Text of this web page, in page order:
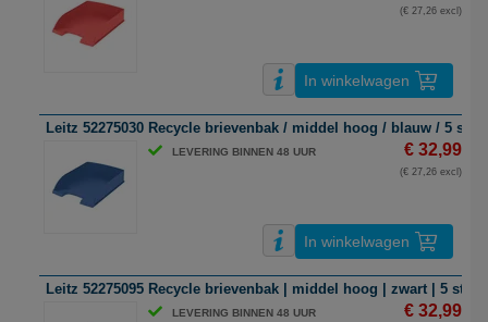
(€ 27,26 excl)
In winkelwagen
Leitz 52275030 Recycle brievenbak / middel hoog / blauw / 5
LEVERING BINNEN 48 UUR € 32,99
(€ 27,26 excl)
In winkelwagen
Leitz 52275095 Recycle brievenbak | middel hoog | zwart | 5 stuks
LEVERING BINNEN 48 UUR € 32,99